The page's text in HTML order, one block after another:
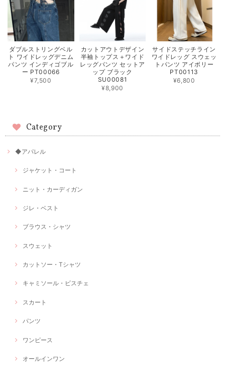
ダブルストリングベル
ト ワイドレッグデニム
パンツ インディゴブル
ー PT00066
¥7,500
カットアウトデザイン
半袖トップス＋ワイド
レッグパンツ セットア
ップ ブラック
SU00081
¥8,900
サイドステッチライン
ワイドレッグ スウェッ
トパンツ アイボリー
PT00113
¥6,800
Category
◆アパレル
ジャケット・コート
ニット・カーディガン
ジレ・ベスト
ブラウス・シャツ
スウェット
カットソー・Tシャツ
キャミソール・ビスチェ
スカート
パンツ
ワンピース
オールインワン